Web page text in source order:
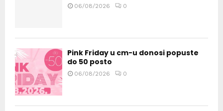
06/08/2026 0
Pink Friday u cm-u donosi popuste
do 50 posto
06/08/2026 0